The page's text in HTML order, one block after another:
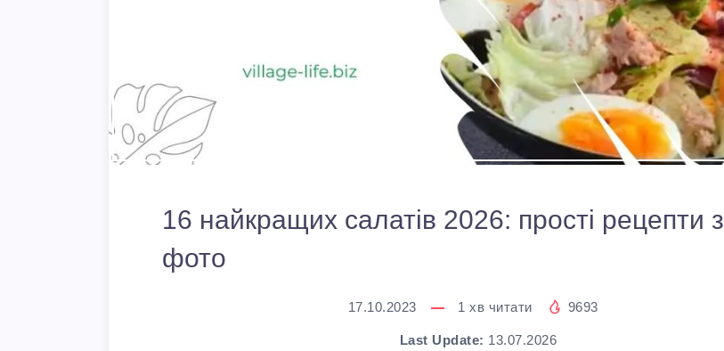
16 найкращих салатів 2026: прості рецепти з
фото
17.10.2023 1 хв читати 9693
Last Update: 13.07.2026